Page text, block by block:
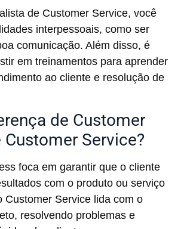
de Customer Service, você
interpessoais, como ser
comunicação. Além disso, é
em treinamentos para aprender
ao cliente e resolução de
de Customer
Customer Service?
foca em garantir que o cliente
com o produto ou serviço
Customer Service lida com o
resolvendo problemas e